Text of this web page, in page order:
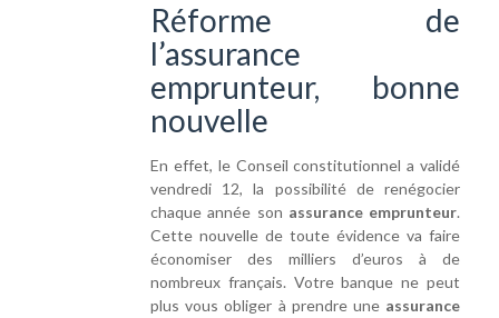
Réforme de
l’assurance
emprunteur, bonne
nouvelle
En effet, le Conseil constitutionnel a validé
vendredi 12, la possibilité de renégocier
chaque année son assurance emprunteur.
Cette nouvelle de toute évidence va faire
économiser des milliers d’euros à de
nombreux français. Votre banque ne peut
plus vous obliger à prendre une assurance